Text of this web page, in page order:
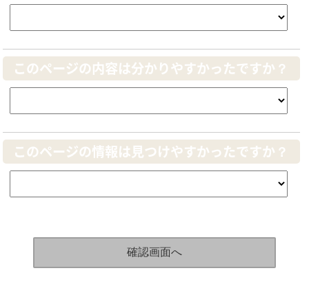
このページの内容は分かりやすかったですか？
このページの情報は見つけやすかったですか？